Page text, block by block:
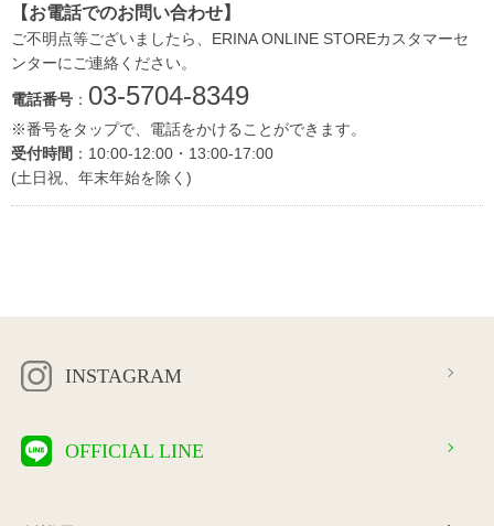
【お電話でのお問い合わせ】
ご不明点等ございましたら、ERINA ONLINE STOREカスタマーセ
ンターにご連絡ください。
電話番号 ： 03-5704-8349
※番号をタップで、電話をかけることができます。
受付時間 ：10:00-12:00・13:00-17:00
(土日祝、年末年始を除く)
INSTAGRAM
OFFICIAL LINE